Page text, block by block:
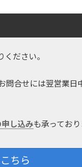
ださい。
合せには翌営業日
し込みも承っており
ちら